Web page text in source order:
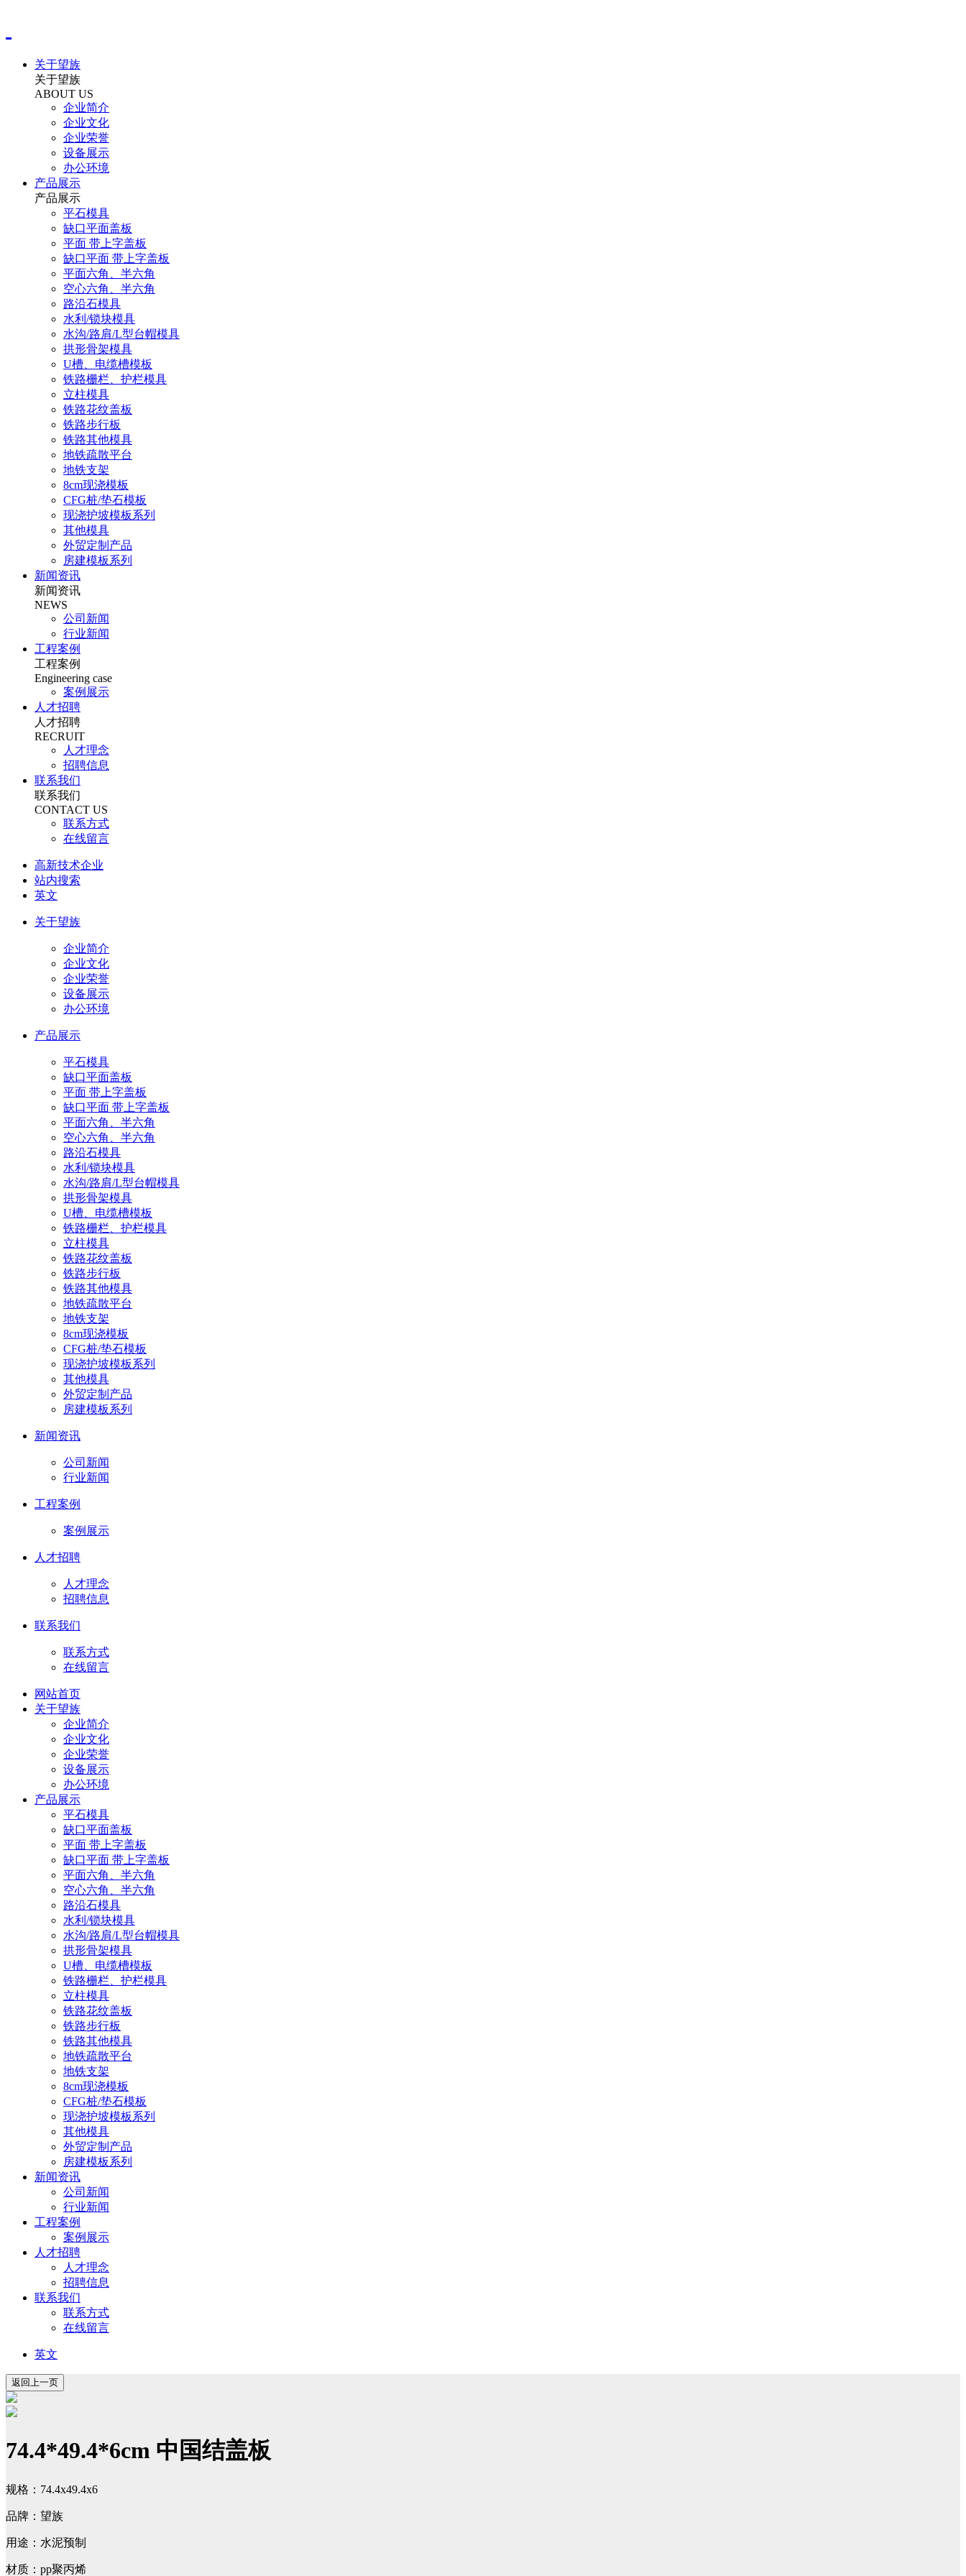
关于望族
关于望族
ABOUT US
企业简介
企业文化
企业荣誉
设备展示
办公环境
产品展示
产品展示
平石模具
缺口平面盖板
平面 带上字盖板
缺口平面 带上字盖板
平面六角、半六角
空心六角、半六角
路沿石模具
水利/锁块模具
水沟/路肩/L型台帽模具
拱形骨架模具
U槽、电缆槽模板
铁路栅栏、护栏模具
立柱模具
铁路花纹盖板
铁路步行板
铁路其他模具
地铁疏散平台
地铁支架
8cm现浇模板
CFG桩/垫石模板
现浇护坡模板系列
其他模具
外贸定制产品
房建模板系列
新闻资讯
新闻资讯
NEWS
公司新闻
行业新闻
工程案例
工程案例
Engineering case
案例展示
人才招聘
人才招聘
RECRUIT
人才理念
招聘信息
联系我们
联系我们
CONTACT US
联系方式
在线留言
高新技术企业
站内搜索
英文
关于望族
企业简介
企业文化
企业荣誉
设备展示
办公环境
产品展示
平石模具
缺口平面盖板
平面 带上字盖板
缺口平面 带上字盖板
平面六角、半六角
空心六角、半六角
路沿石模具
水利/锁块模具
水沟/路肩/L型台帽模具
拱形骨架模具
U槽、电缆槽模板
铁路栅栏、护栏模具
立柱模具
铁路花纹盖板
铁路步行板
铁路其他模具
地铁疏散平台
地铁支架
8cm现浇模板
CFG桩/垫石模板
现浇护坡模板系列
其他模具
外贸定制产品
房建模板系列
新闻资讯
公司新闻
行业新闻
工程案例
案例展示
人才招聘
人才理念
招聘信息
联系我们
联系方式
在线留言
网站首页
关于望族
企业简介
企业文化
企业荣誉
设备展示
办公环境
产品展示
平石模具
缺口平面盖板
平面 带上字盖板
缺口平面 带上字盖板
平面六角、半六角
空心六角、半六角
路沿石模具
水利/锁块模具
水沟/路肩/L型台帽模具
拱形骨架模具
U槽、电缆槽模板
铁路栅栏、护栏模具
立柱模具
铁路花纹盖板
铁路步行板
铁路其他模具
地铁疏散平台
地铁支架
8cm现浇模板
CFG桩/垫石模板
现浇护坡模板系列
其他模具
外贸定制产品
房建模板系列
新闻资讯
公司新闻
行业新闻
工程案例
案例展示
人才招聘
人才理念
招聘信息
联系我们
联系方式
在线留言
英文
74.4*49.4*6cm 中国结盖板
规格：74.4x49.4x6
品牌：望族
用途：水泥预制
材质：pp聚丙烯